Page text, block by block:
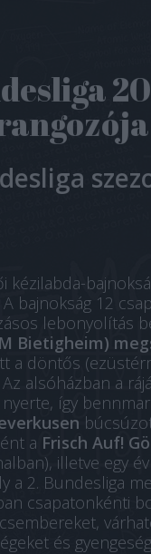
bajnokság 12
lebonyolítás
Bietigheim)
a döntős
alsóházban a
így
a Frisch Auf!
illetve egy
a 2. Bundesliga
csapatonkénti
és